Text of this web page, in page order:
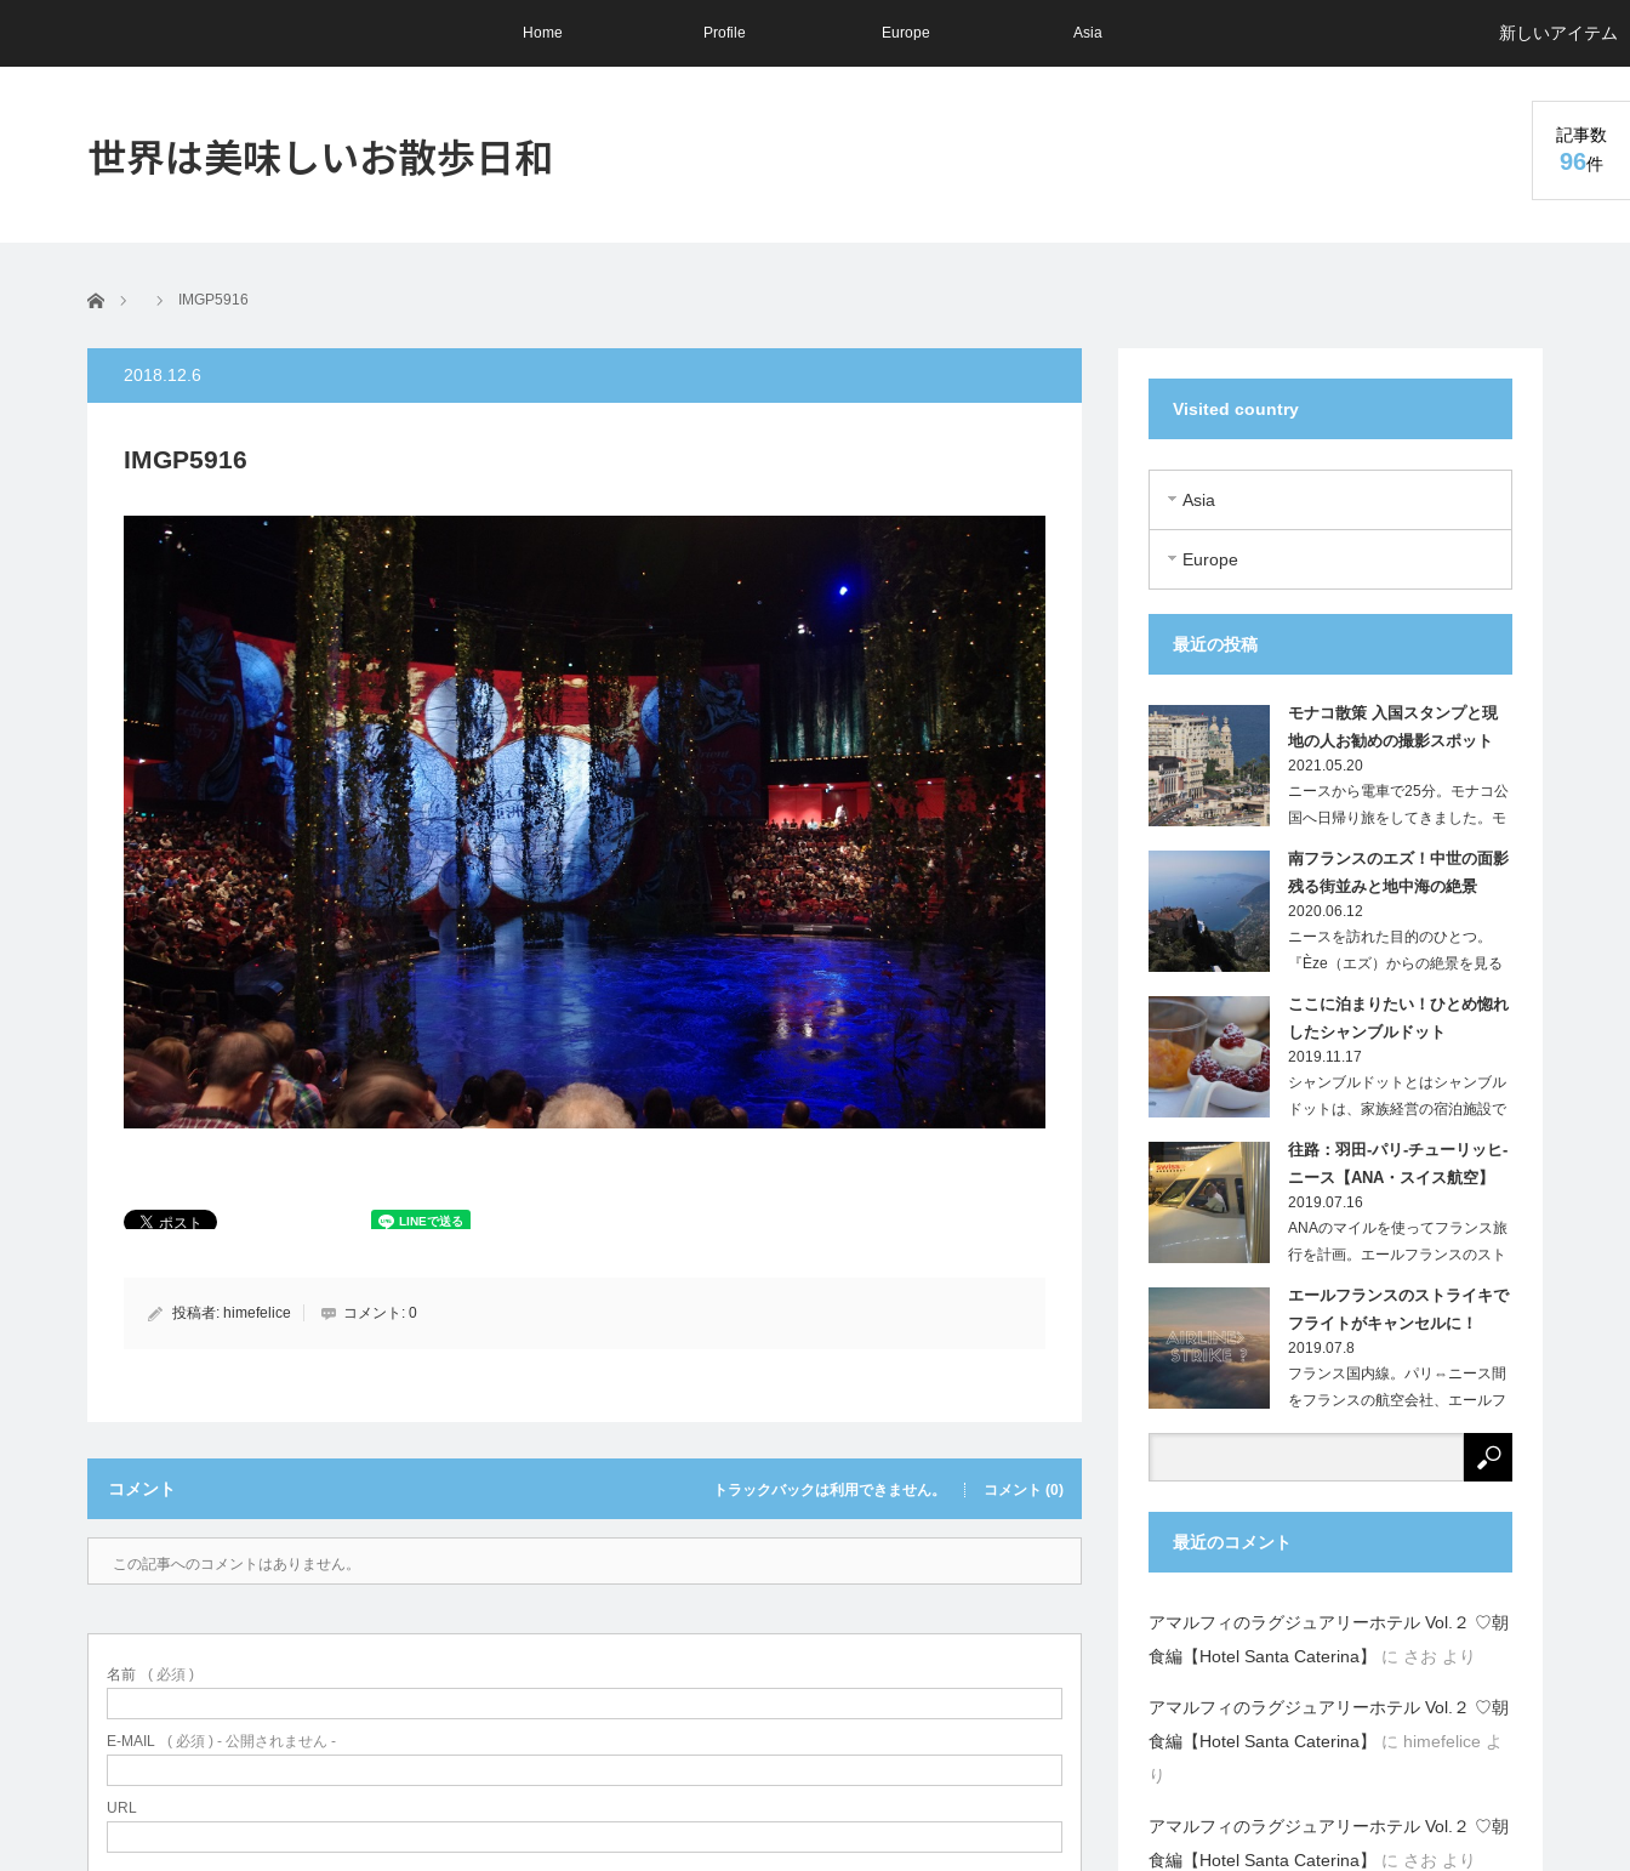
Home Profile Europe Asia 新しいアイテム
世界は美味しいお散歩日和 記事数
96件
ホーム IMGP5916
2018.12.6
IMGP5916
投稿者: himefelice コメント: 0
コメント トラックバックは利用できません。 コメント (0)
この記事へのコメントはありません。
名前 ( 必須 )
E-MAIL ( 必須 ) - 公開されません -
URL
Visited country
Asia
Europe
最近の投稿
モナコ散策 入国スタンプと現
地の人お勧めの撮影スポット
2021.05.20
ニースから電車で25分。モナコ公
国へ日帰り旅をしてきました。モ
南フランスのエズ！中世の面影
残る街並みと地中海の絶景
2020.06.12
ニースを訪れた目的のひとつ。
『Èze（エズ）からの絶景を見る
ここに泊まりたい！ひとめ惚れ
したシャンブルドット
2019.11.17
シャンブルドットとはシャンブル
ドットは、家族経営の宿泊施設で
往路：羽田-パリ-チューリッヒ-
ニース【ANA・スイス航空】
2019.07.16
ANAのマイルを使ってフランス旅
行を計画。エールフランスのスト
エールフランスのストライキで
フライトがキャンセルに！
2019.07.8
フランス国内線。パリ⇔ニース間
をフランスの航空会社、エールフ
最近のコメント
アマルフィのラグジュアリーホテル Vol.２ ♡朝
食編【Hotel Santa Caterina】
に さお より
アマルフィのラグジュアリーホテル Vol.２ ♡朝
食編【Hotel Santa Caterina】
に himefelice よ
り
アマルフィのラグジュアリーホテル Vol.２ ♡朝
食編【Hotel Santa Caterina】
に さお より